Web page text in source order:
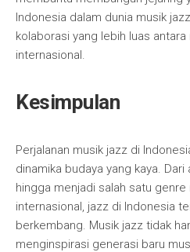
Indonesia dalam dunia musik
kolaborasi yang lebih luas antara
internasional.
Kesimpulan
Perjalanan musik jazz di
dinamika budaya yang kaya.
hingga menjadi salah satu
internasional, jazz di Indonesia
berkembang. Musik jazz tidak
menginspirasi generasi baru